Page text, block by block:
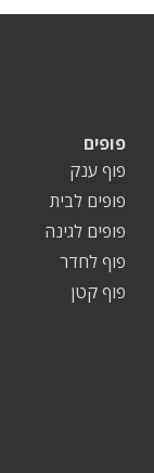
פופים
פוף ענק
פופים לבית
פופים לגינה
פוף לחדר
פוף קטן